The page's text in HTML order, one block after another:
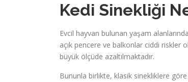
Kedi
Evcil hayvan bulunan yaşam
açık pencere ve balkonlar ciddi riskler
büyük ölçüde azaltılmaktadır.
Bununla birlikte, klasik sinekliklere göre